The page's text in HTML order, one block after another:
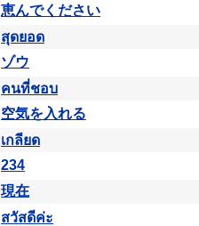
恵んでください
สุดยอด
ゾウ
คนที่ชอบ
空気を入れる
เกลียด
234
現在
สวัสดีค่ะ